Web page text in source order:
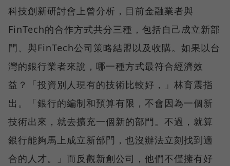
科技創新研討會上曾分析，目前金融業者與
FinTech的合作方式共分三種，包括自己成立新部
門、與FinTech公司策略結盟以及收購。如果以台
灣的銀行業者來說，哪一種方式最符合經濟效
益？「投資別人現有的技術比較好，」林育震指
出。「銀行的編制和預算有限，不會因為一個新
技術出來，就去擴充一個新的部門。不過，就算
銀行能夠馬上成立新部門，也沒辦法立刻找到適
合的人才。」而反觀新創公司，他們不僅擁有好